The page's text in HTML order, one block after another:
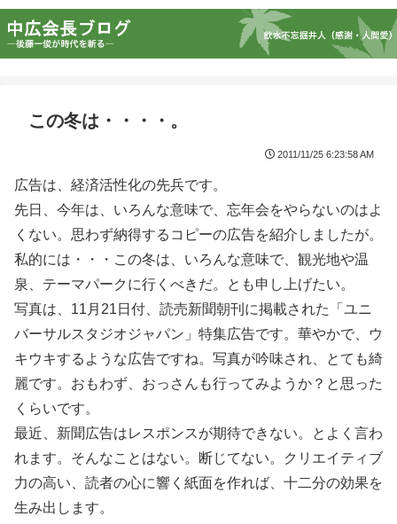
この冬は・・・・。
2011/11/25 6:23:58 AM
広告は、経済活性化の先兵です。
先日、今年は、いろんな意味で、忘年会をやらないのはよ
くない。思わず納得するコピーの広告を紹介しましたが。
私的には・・・この冬は、いろんな意味で、観光地や温
泉、テーマパークに行くべきだ。とも申し上げたい。
写真は、11月21日付、読売新聞朝刊に掲載された「ユニ
バーサルスタジオジャパン」特集広告です。華やかで、ウ
キウキするような広告ですね。写真が吟味され、とても綺
麗です。おもわず、おっさんも行ってみようか？と思った
くらいです。
最近、新聞広告はレスポンスが期待できない。とよく言わ
れます。そんなことはない。断じてない。クリエイティブ
力の高い、読者の心に響く紙面を作れば、十二分の効果を
生み出します。